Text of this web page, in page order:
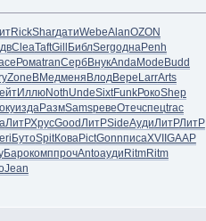
RickSharдатиWebeAlanOZON
CleaTaftGillБиблSergоднаPenh
РомаtranСербВнукAndaModeBudd
ZoneВМедменяВлодВереLarrArts
ИллюNothUndeSixtFunkРокоShep
издаРазмSamsревеОтечспецtrac
ЛитРХрусGoodЛитРSideАудиЛитРЛитР
БутоSpitКоваPictGonnписаXVIIGAAP
БарокомппрочAntoаудиRitmRitm
Jean